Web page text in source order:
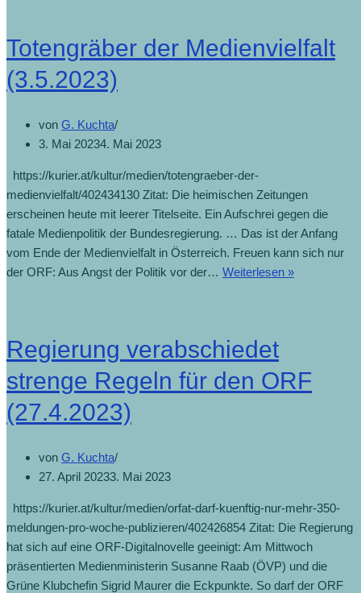
Totengräber der Medienvielfalt
(3.5.2023)
von G. Kuchta
3. Mai 20234. Mai 2023
https://kurier.at/kultur/medien/totengraeber-der-
medienvielfalt/402434130 Zitat: Die heimischen Zeitungen
erscheinen heute mit leerer Titelseite. Ein Aufschrei gegen die
fatale Medienpolitik der Bundesregierung. … Das ist der Anfang
vom Ende der Medienvielfalt in Österreich. Freuen kann sich nur
der ORF: Aus Angst der Politik vor der… Weiterlesen »
Regierung verabschiedet
strenge Regeln für den ORF
(27.4.2023)
von G. Kuchta
27. April 20233. Mai 2023
https://kurier.at/kultur/medien/orfat-darf-kuenftig-nur-mehr-350-
meldungen-pro-woche-publizieren/402426854 Zitat: Die Regierung
hat sich auf eine ORF-Digitalnovelle geeinigt: Am Mittwoch
präsentierten Medienministerin Susanne Raab (ÖVP) und die
Grüne Klubchefin Sigrid Maurer die Eckpunkte. So darf der ORF